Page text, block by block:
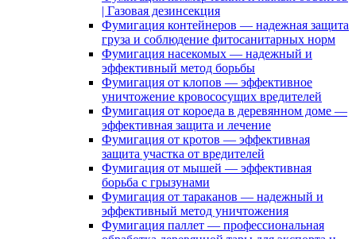
| Газовая дезинсекция
Фумигация контейнеров — надежная защита
груза и соблюдение фитосанитарных норм
Фумигация насекомых — надежный и
эффективный метод борьбы
Фумигация от клопов — эффективное
уничтожение кровососущих вредителей
Фумигация от короеда в деревянном доме —
эффективная защита и лечение
Фумигация от кротов — эффективная
защита участка от вредителей
Фумигация от мышей — эффективная
борьба с грызунами
Фумигация от тараканов — надежный и
эффективный метод уничтожения
Фумигация паллет — профессиональная